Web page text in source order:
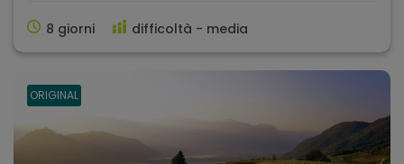
8 giorni difficoltà - media
ORIGINAL